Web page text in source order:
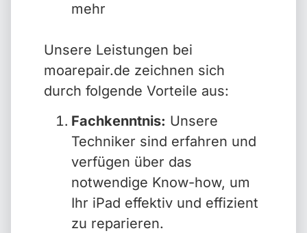
mehr
Unsere Leistungen bei
moarepair.de zeichnen sich
durch folgende Vorteile aus:
Fachkenntnis: Unsere
Techniker sind erfahren und
verfügen über das
notwendige Know-how, um
Ihr iPad effektiv und effizient
zu reparieren.